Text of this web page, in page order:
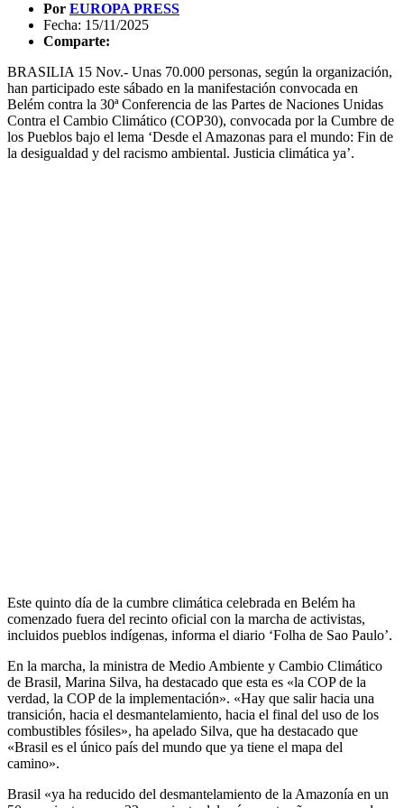
Por EUROPA PRESS
Fecha: 15/11/2025
Comparte:
BRASILIA 15 Nov.- Unas 70.000 personas, según la organización,
han participado este sábado en la manifestación convocada en
Belém contra la 30ª Conferencia de las Partes de Naciones Unidas
Contra el Cambio Climático (COP30), convocada por la Cumbre de
los Pueblos bajo el lema ‘Desde el Amazonas para el mundo: Fin de
la desigualdad y del racismo ambiental. Justicia climática ya’.
Este quinto día de la cumbre climática celebrada en Belém ha
comenzado fuera del recinto oficial con la marcha de activistas,
incluidos pueblos indígenas, informa el diario ‘Folha de Sao Paulo’.
En la marcha, la ministra de Medio Ambiente y Cambio Climático
de Brasil, Marina Silva, ha destacado que esta es «la COP de la
verdad, la COP de la implementación». «Hay que salir hacia una
transición, hacia el desmantelamiento, hacia el final del uso de los
combustibles fósiles», ha apelado Silva, que ha destacado que
«Brasil es el único país del mundo que ya tiene el mapa del
camino».
Brasil «ya ha reducido del desmantelamiento de la Amazonía en un